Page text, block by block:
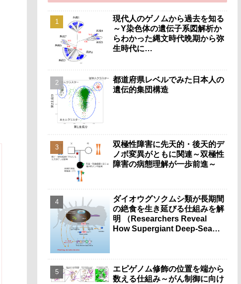
現代人のゲノムから過去を知る
～Y染色体の遺伝子系図解析か
らわかった縄文時代晩期から弥
生時代に…
都道府県レベルでみた日本人の
遺伝的集団構造
双極性障害に先天的・後天的デ
ノボ変異がともに関連～双極性
障害の病態理解が一歩前進～
ダイオウグソクムシ類が長期間
の絶食を生き延びる仕組みを解
明 （Researchers Reveal
How Supergiant Deep-Sea
エピゲノム修飾の位置を端から
数える仕組み～がん制御に向け